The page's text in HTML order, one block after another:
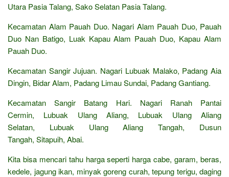
Utara Pasia Talang, Sako Selatan Pasia Talang.
Kecamatan Alam Pauah Duo. Nagari Alam Pauah Duo, Pauah
Duo Nan Batigo, Luak Kapau Alam Pauah Duo, Kapau Alam
Pauah Duo.
Kecamatan Sangir Jujuan. Nagari Lubuak Malako, Padang Aia
Dingin, Bidar Alam, Padang Limau Sundai, Padang Gantiang.
Kecamatan Sangir Batang Hari. Nagari Ranah Pantai
Cermin, Lubuak Ulang Aliang, Lubuak Ulang Aliang
Selatan, Lubuak Ulang Aliang Tangah, Dusun
Tangah, Sitapuih, Abai.
Kita bisa mencari tahu harga seperti harga cabe, garam, beras,
kedele, jagung ikan, minyak goreng curah, tepung terigu, daging